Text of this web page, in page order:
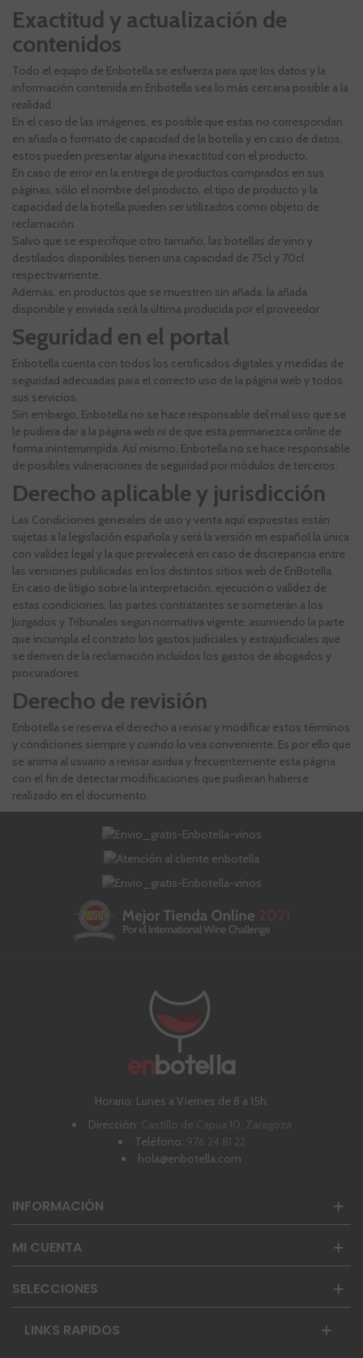
Exactitud y actualización de
contenidos
Todo el equipo de Enbotella se esfuerza para que los datos y la
información contenida en Enbotella sea lo más cercana posible a la
realidad.
En el caso de las imágenes, es posible que estas no correspondan
en añada o formato de capacidad de la botella y en caso de datos,
estos pueden presentar alguna inexactitud con el producto.
En caso de error en la entrega de productos comprados en sus
páginas, sólo el nombre del producto, el tipo de producto y la
capacidad de la botella pueden ser utilizados como objeto de
reclamación.
Salvo que se especifique otro tamaño, las botellas de vino y
destilados disponibles tienen una capacidad de 75cl y 70cl
respectivamente.
Además, en productos que se muestren sin añada, la añada
disponible y enviada será la última producida por el proveedor.
Seguridad en el portal
Enbotella cuenta con todos los certificados digitales y medidas de
seguridad adecuadas para el correcto uso de la página web y todos
sus servicios.
Sin embargo, Enbotella no se hace responsable del mal uso que se
le pudiera dar a la página web ni de que esta permanezca online de
forma ininterrumpida. Así mismo, Enbotella no se hace responsable
de posibles vulneraciones de seguridad por módulos de terceros.
Derecho aplicable y jurisdicción
Las Condiciones generales de uso y venta aquí expuestas están
sujetas a la legislación española y será la versión en español la única
con validez legal y la que prevalecerá en caso de discrepancia entre
las versiones publicadas en los distintos sitios web de EnBotella.
En caso de litigio sobre la interpretación, ejecución o validez de
estas condiciones, las partes contratantes se someterán a los
Juzgados y Tribunales según normativa vigente, asumiendo la parte
que incumpla el contrato los gastos judiciales y extrajudiciales que
se deriven de la reclamación incluidos los gastos de abogados y
procuradores.
Derecho de revisión
Enbotella se reserva el derecho a revisar y modificar estos términos
y condiciones siempre y cuando lo vea conveniente. Es por ello que
se anima al usuario a revisar asidua y frecuentemente esta página
con el fin de detectar modificaciones que pudieran haberse
realizado en el documento.
Horario: Lunes a Viernes de 8 a 15h.
Dirección: Castillo de Capua 10, Zaragoza
Teléfono: 976 24 81 22
hola@enbotella.com
INFORMACIÓN
MI CUENTA
SELECCIONES
LINKS RAPIDOS